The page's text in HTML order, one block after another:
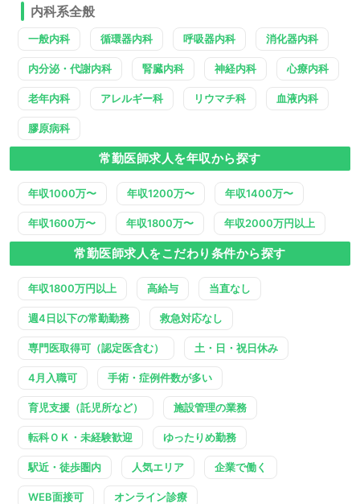
内科系全般
一般内科 循環器内科 呼吸器内科 消化器内科
内分泌・代謝内科 腎臓内科 神経内科 心療内科
老年内科 アレルギー科 リウマチ科 血液内科
膠原病科
常勤医師求人を年収から探す
年収1000万〜 年収1200万〜 年収1400万〜
年収1600万〜 年収1800万〜 年収2000万円以上
常勤医師求人をこだわり条件から探す
年収1800万円以上 高給与 当直なし
週4日以下の常勤勤務 救急対応なし
専門医取得可（認定医含む） 土・日・祝日休み
4月入職可 手術・症例件数が多い
育児支援（託児所など） 施設管理の業務
転科ＯＫ・未経験歓迎 ゆったりめ勤務
駅近・徒歩圏内 人気エリア 企業で働く
WEB面接可 オンライン診療